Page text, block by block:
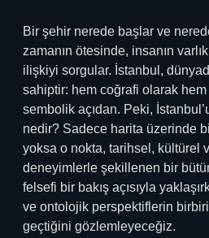
Bir şehir nerede başlar ve
zamanın ötesinde, insanın
ilişkiyi sorgular. İstanbul,
sahiptir: hem coğrafi olarak
sembolik açıdan. Peki,
nedir? Sadece harita üzerinde
yoksa o nokta, tarihsel, kültürel
deneyimlerle şekillenen bir
felsefi bir bakış açısıyla
ve ontolojik perspektiflerin
geçtiğini gözlemleyeceğiz.